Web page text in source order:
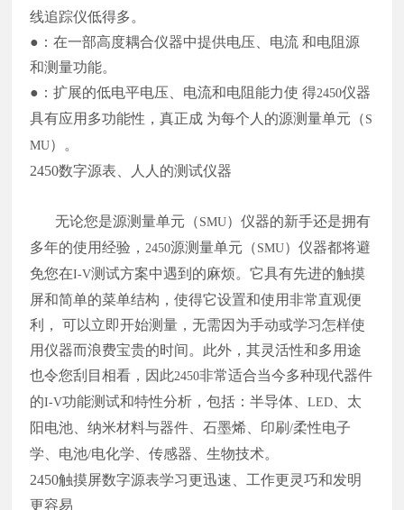
线追踪仪低得多。
●：在一部高度耦合仪器中提供电压、电流 和电阻源
和测量功能。
●：扩展的低电平电压、电流和电阻能力使 得2450仪器
具有应用多功能性，真正成 为每个人的源测量单元（ S
MU）。
2450数字源表、人人的测试仪器
无论您是源测量单元（ SMU）仪器的新手还是拥有
多年的使用经验， 2450源测量单元（ SMU）仪器都将避
免您在I-V测试方案中遇到的麻烦。它具有先进的触摸
屏和简单的菜单结构，使得它设置和使用非常直观便
利， 可以立即开始测量，无需因为手动或学习怎样使
用仪器而浪费宝贵的时间。此外，其灵活性和多用途
也令您刮目相看，因此2450非常适合当今多种现代器件
的I-V功能测试和特性分析，包括：半导体、LED 、太
阳电池、纳米材料与器件、石墨烯、印刷/柔性电子
学、电池/电化学、传感器、生物技术。
2450触摸屏数字源表学习更迅速、工作更灵巧和发明
更容易